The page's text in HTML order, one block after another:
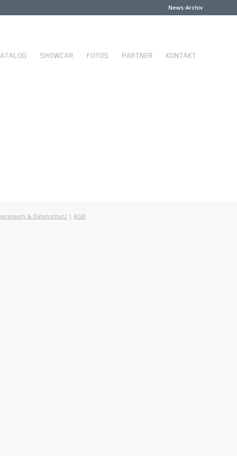
News-Archiv
SHOWCAR FOTOS PARTNER KONTAKT
& Datenschutz | AGB